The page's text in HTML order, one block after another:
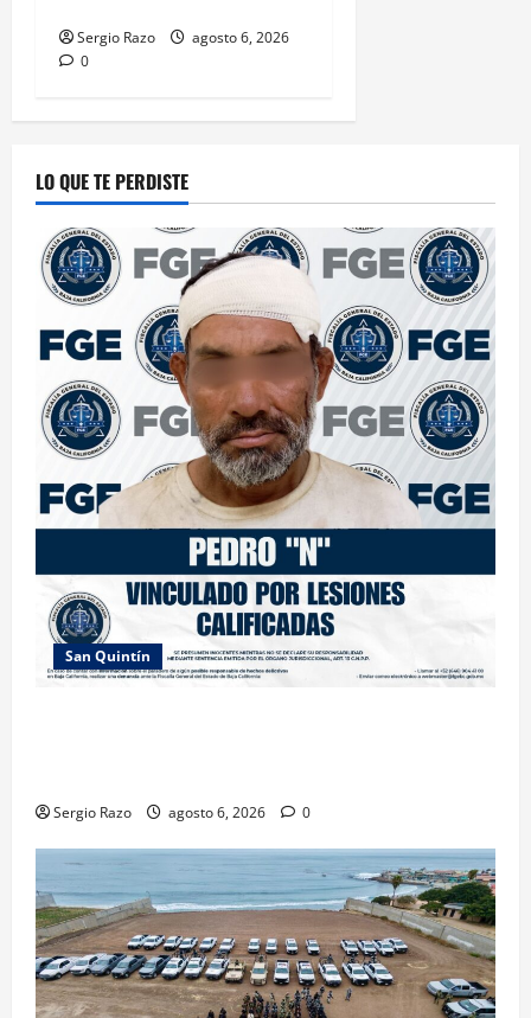
Sergio Razo
agosto 6, 2026
0
LO QUE TE PERDISTE
San Quintín
Sergio Razo agosto 6, 2026 0